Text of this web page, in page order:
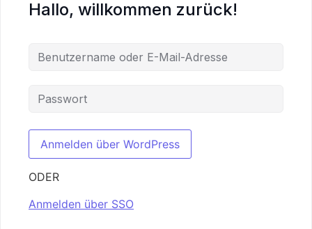
Hallo, willkommen zurück!
ODER
Anmelden über SSO